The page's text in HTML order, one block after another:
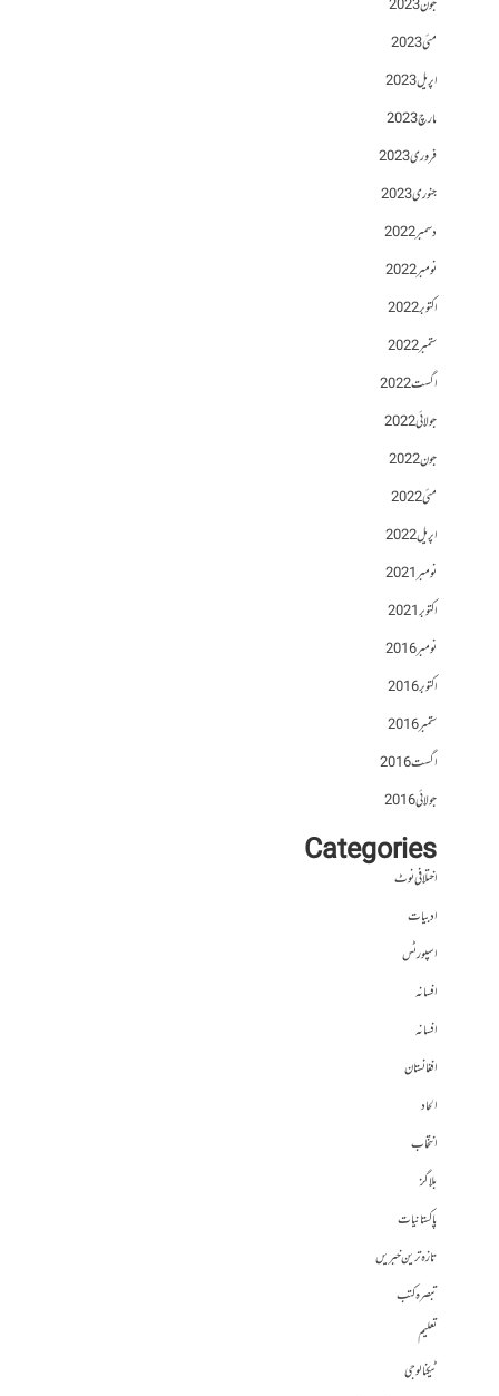
جون 2023
مئی 2023
اپریل 2023
مارچ 2023
فروری 2023
جنوری 2023
دسمبر 2022
نومبر 2022
اکتوبر 2022
ستمبر 2022
اگست 2022
جولائی 2022
جون 2022
مئی 2022
اپریل 2022
نومبر 2021
اکتوبر 2021
نومبر 2016
اکتوبر 2016
ستمبر 2016
اگست 2016
جولائی 2016
Categories
اختلافی نوٹ
ادبیات
اسپورٹس
افسانہ
افسانہ
افغانستان
الحاد
انتخاب
بلاگز
پاکستانیات
تازہ ترین خبریں
تبصرہ کتب
تعلیم
ٹیکنالوجی